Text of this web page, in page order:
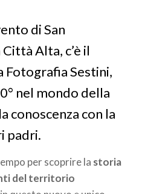
di San
Alta, c’è il
Fotografia Sestini,
nel mondo della
conoscenza con la
padri.
per scoprire la storia
del territorio